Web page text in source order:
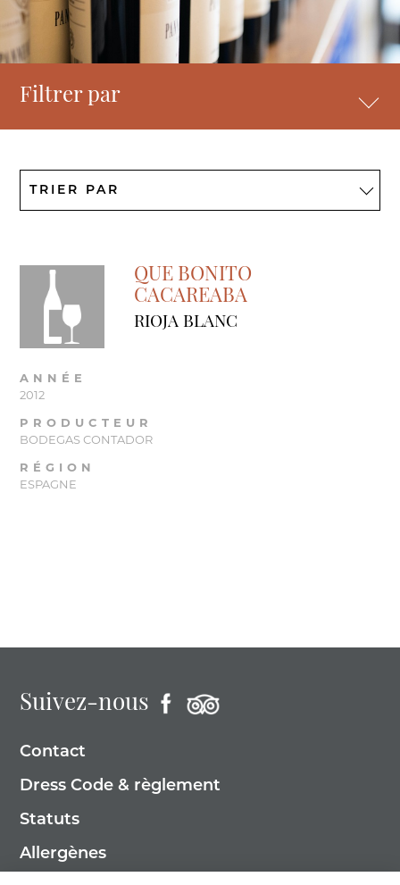
Filtrer par
QUE BONITO
CACAREABA
RIOJA BLANC
ANNÉE
2012
PRODUCTEUR
BODEGAS CONTADOR
RÉGION
ESPAGNE
Suivez-nous
Contact
Dress Code & règlement
Statuts
Allergènes